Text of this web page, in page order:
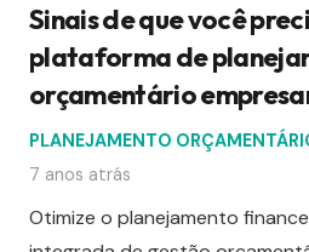
Sinais de que você
plataforma de
orçamentário
PLANEJAMENTO
7 anos atrás
Otimize o planejamento